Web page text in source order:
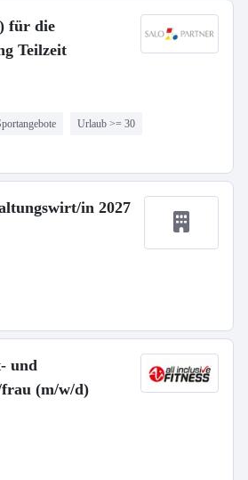
für die
Teilzeit
Urlaub >= 30
in 2027
und
(m/w/d)